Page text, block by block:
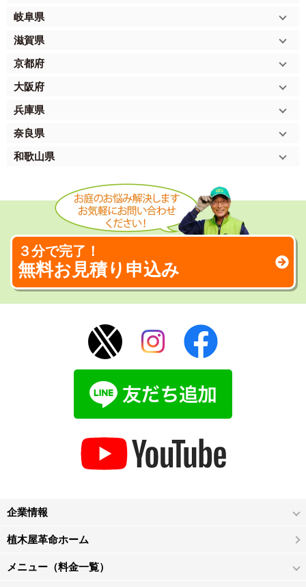
岐阜県
滋賀県
京都府
大阪府
兵庫県
奈良県
和歌山県
３分で完了！
無料お見積り申込み
企業情報
植木屋革命ホーム
メニュー（料金一覧）